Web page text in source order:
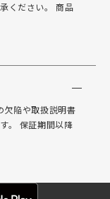
ください。 商品
欠陥や取扱説明書
。 保証期間以降